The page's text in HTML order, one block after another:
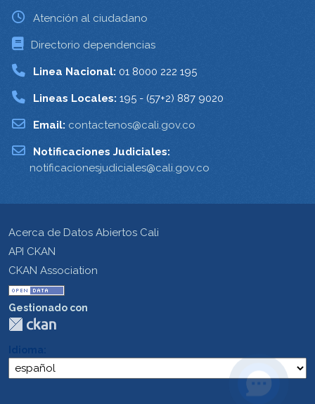
Atención al ciudadano
Directorio dependencias
Linea Nacional: 01 8000 222 195
Lineas Locales: 195 - (57+2) 887 9020
Email: contactenos@cali.gov.co
Notificaciones Judiciales:
notificacionesjudiciales@cali.gov.co
Acerca de Datos Abiertos Cali
API CKAN
CKAN Association
Gestionado con